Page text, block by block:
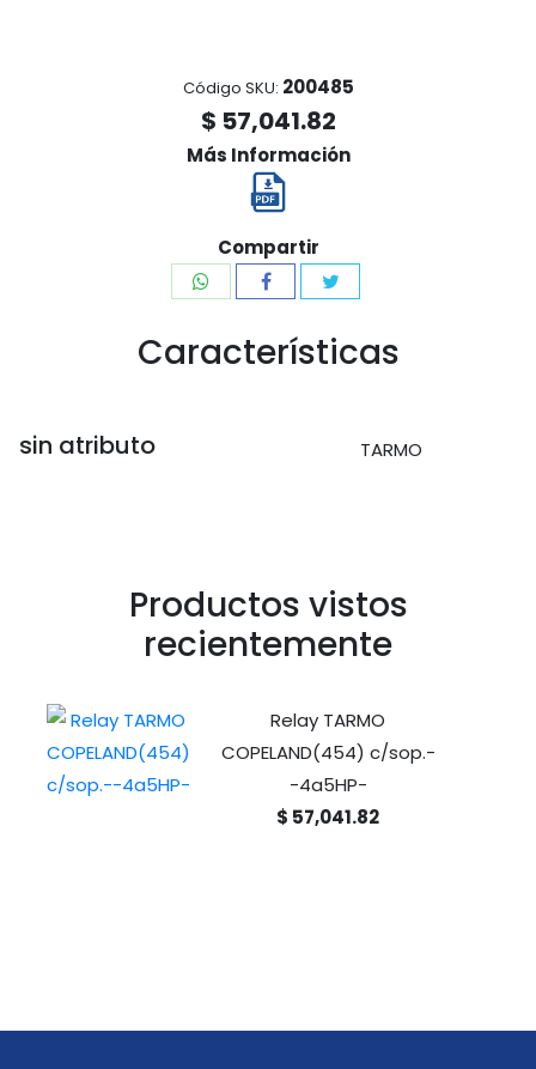
Código SKU: 200485
$ 57,041.82
Más Información
Compartir
Características
sin atributo TARMO
Productos vistos
recientemente
Relay TARMO
COPELAND(454) c/sop.-
-4a5HP-
$ 57,041.82